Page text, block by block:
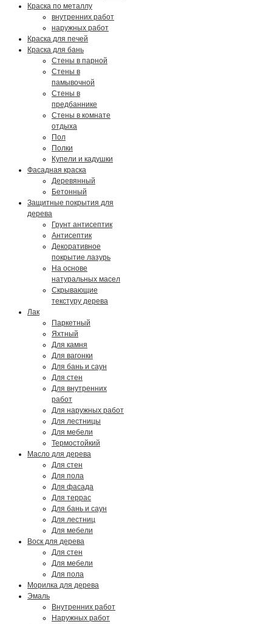
Краска по металлу
внутренних работ
наружных работ
Краска для печей
Краска для бань
Стены в парной
Стены в
памывочной
Стены в
предбаннике
Стены в комнате
отдыха
Пол
Полки
Купели и кадушки
Фасадная краска
Деревянный
Бетонный
Защитные покрытия для
дерева
Грунт антисептик
Антисептик
Декоративное
покрытие лазурь
На основе
натуральных масел
Скрывающие
текстуру дерева
Лак
Паркетный
Яхтный
Для камня
Для вагонки
Для бань и саун
Для стен
Для внутренних
работ
Для наружных работ
Для лестницы
Для мебели
Термостойкий
Масло для дерева
Для стен
Для пола
Для фасада
Для террас
Для бань и саун
Для лестниц
Для мебели
Воск для дерева
Для стен
Для мебели
Для пола
Морилка для дерева
Эмаль
Внутренних работ
Наружных работ